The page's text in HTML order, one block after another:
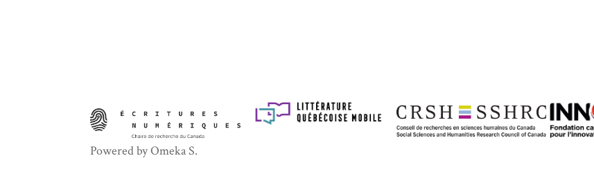
Powered by Omeka S.